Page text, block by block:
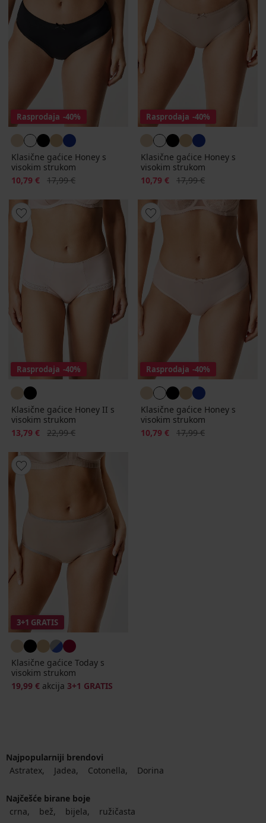
Rasprodaja -40%
Klasične gaćice Honey s
visokim strukom
Popust
10,79 € Prvobitna cijena
17,99 €
Rasprodaja -40%
Klasične gaćice Honey s
visokim strukom
Popust
10,79 € Prvobitna cijena
17,99 €
Rasprodaja -40%
Klasične gaćice Honey II s
visokim strukom
Popust
13,79 € Prvobitna cijena
22,99 €
Rasprodaja -40%
Klasične gaćice Honey s
visokim strukom
Popust
10,79 € Prvobitna cijena
17,99 €
3+1 GRATIS
Klasične gaćice Today s
visokim strukom
19,99 € akcija 3+1 GRATIS
Najpopularniji brendovi
Astratex
Jadea Cotonella Dorina
Najčešće birane boje
crna
bež bijela ružičasta